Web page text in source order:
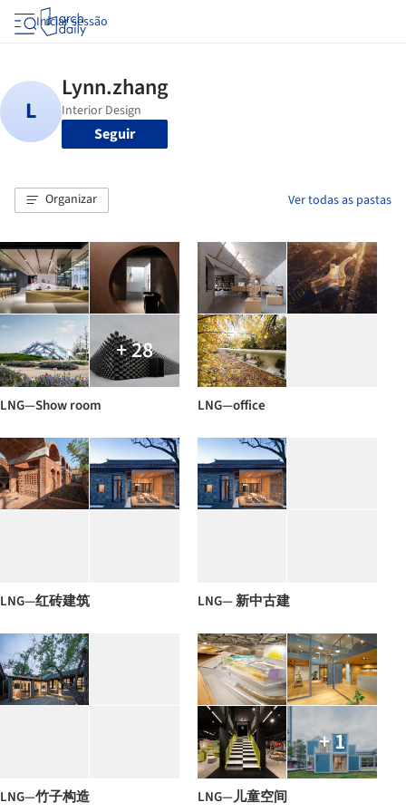
Iniciar sessão
Seguir
Organizar Ver todas as pastas
+ 28
LNG—Show room LNG—office
LNG—红砖建筑 LNG— 新中古建
LNG—竹子构造
+ 1
LNG—儿童空间